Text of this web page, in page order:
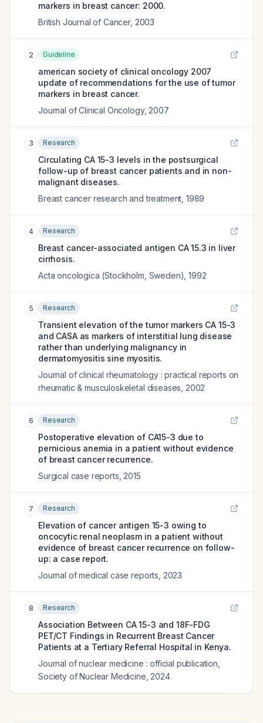
markers in breast cancer: 2000.
British Journal of Cancer, 2003
2 Guideline
american society of clinical oncology 2007
update of recommendations for the use of tumor
markers in breast cancer.
Journal of Clinical Oncology, 2007
3 Research
Circulating CA 15-3 levels in the postsurgical
follow-up of breast cancer patients and in non-
malignant diseases.
Breast cancer research and treatment 1989
4 Research
Breast cancer-associated antigen CA 15.3 in liver
cirrhosis.
Acta oncologica (Stockholm, Sweden) ,1992
5 Research
Transient elevation of the tumor markers CA 15-3
and CASA as markers of interstitial lung disease
rather than underlying malignancy in
dermatomyositis sine myositis.
Journal of clinical rheumatology : practical reports on
rheumatic & musculoskeletal diseases 2002
6 Research
Postoperative elevation of CA15-3 due to
pernicious anemia in a patient without evidence
of breast cancer recurrence.
Surgical case reports 2015
7 Research
Elevation of cancer antigen 15-3 owing to
oncocytic renal neoplasm in a patient without
evidence of breast cancer recurrence on follow-
up: a case report.
Journal of medical case reports 2023
8 Research
Association Between CA 15-3 and 18F-FDG
PET/CT Findings in Recurrent Breast Cancer
Patients at a Tertiary Referral Hospital in Kenya.
Journal of nuclear medicine : official publication,
Society of Nuclear Medicine 2024